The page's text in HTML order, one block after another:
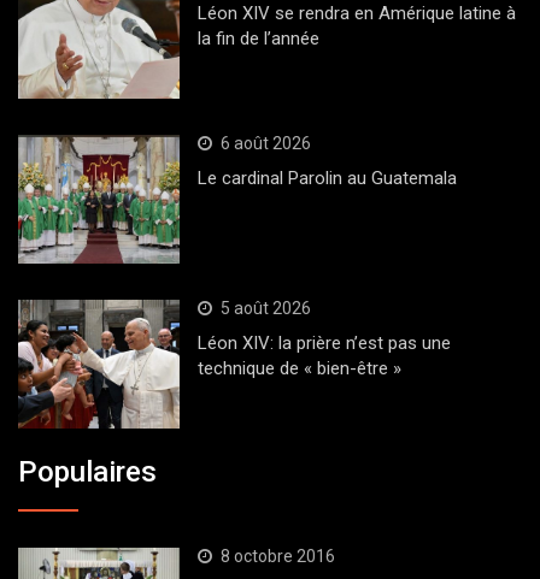
Léon XIV se rendra en Amérique latine à
la fin de l’année
6 août 2026
Le cardinal Parolin au Guatemala
5 août 2026
Léon XIV: la prière n’est pas une
technique de « bien-être »
Populaires
8 octobre 2016